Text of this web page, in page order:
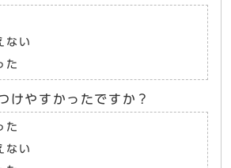
ない
た
けやすかったですか？
た
ない